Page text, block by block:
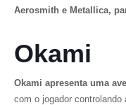
Aerosmith e Metallica,
Okami
Okami apresenta uma
com o jogador